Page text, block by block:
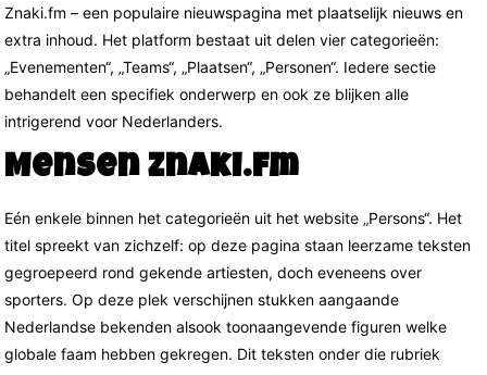
Znaki.fm – een populaire nieuwspagina met plaatselijk nieuws en
extra inhoud. Het platform bestaat uit delen vier categorieën:
„Evenementen“, „Teams“, „Plaatsen“, „Personen“. Iedere sectie
behandelt een specifiek onderwerp en ook ze blijken alle
intrigerend voor Nederlanders.
Mensen Znaki.fm
Eén enkele binnen het categorieën uit het website „Persons“. Het
titel spreekt van zichzelf: op deze pagina staan leerzame teksten
gegroepeerd rond gekende artiesten, doch eveneens over
sporters. Op deze plek verschijnen stukken aangaande
Nederlandse bekenden alsook toonaangevende figuren welke
globale faam hebben gekregen. Dit teksten onder die rubriek